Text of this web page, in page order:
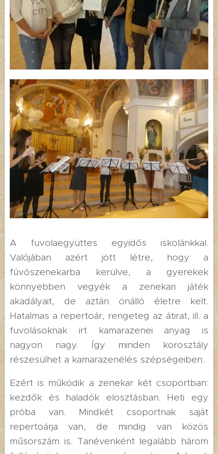
A fuvolaegyüttes egyidős iskolánkkal.
Valójában azért jött létre, hogy a
fúvószenekarba kerülve, a gyerekek
könnyebben vegyék a zenekari játék
akadályait, de aztán önálló életre kelt.
Hatalmas a repertoár, rengeteg az átirat, ill. a
fuvolásoknak irt kamarazenei anyag is
nagyon nagy. Így minden korosztály
részesülhet a kamarazenélés szépségeiben.
Ezért is működik a zenekar két csoportban:
kezdők és haladók elosztásban. Heti egy
próba van. Mindkét csoportnak saját
repertoárja van, de mindig van közös
műsorszám is. Tanévenként legalább három